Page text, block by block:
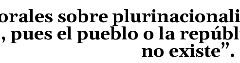
sobre
pues el pueblo o la
no existe”.